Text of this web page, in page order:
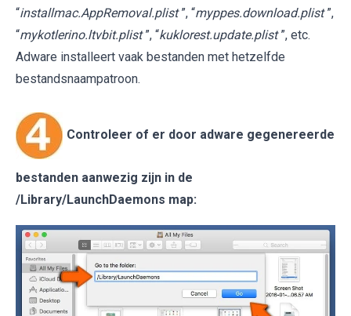
“installmac.AppRemoval.plist ”, “myppes.download.plist ”,
“mykotlerino.ltvbit.plist ”, “kuklorest.update.plist ”, etc.
Adware installeert vaak bestanden met hetzelfde
bestandsnaampatroon.
Controleer of er door adware gegenereerde
bestanden aanwezig zijn in de
/Library/LaunchDaemons map: